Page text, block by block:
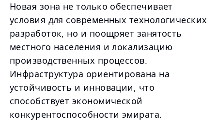
Новая зона не только обеспечивает
условия для современных технологических
разработок, но и поощряет занятость
местного населения и локализацию
производственных процессов.
Инфраструктура ориентирована на
устойчивость и инновации, что
способствует экономической
конкурентоспособности эмирата.